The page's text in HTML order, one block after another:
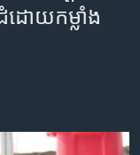
ដោយ​កម្លាំង​